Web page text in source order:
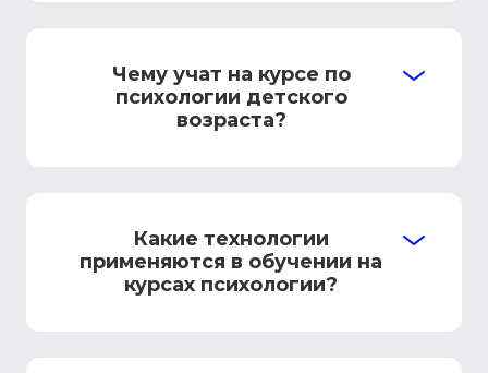
Чему учат на курсе по
психологии детского
возраста?
Какие технологии
применяются в обучении на
курсах психологии?